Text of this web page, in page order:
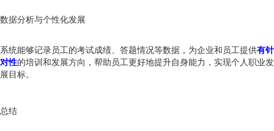
数据分析与个性化发展
系统能够记录员工的考试成绩、答题情况等数据，为企业和员工提供有针
对性的培训和发展方向，帮助员工更好地提升自身能力，实现个人职业发
展目标。
总结